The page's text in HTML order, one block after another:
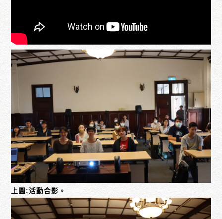
上圖:活動合影。